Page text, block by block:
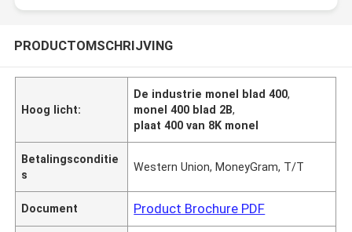
PRODUCTOMSCHRIJVING
Hoog licht:
De industrie monel blad 400,
monel 400 blad 2B,
plaat 400 van 8K monel
Betalingsconditie
s
Western Union, MoneyGram, T/T
Document Product Brochure PDF